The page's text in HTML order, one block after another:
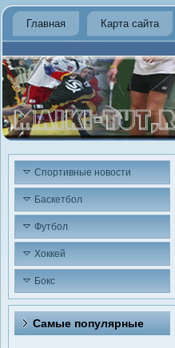
Главная Карта сайта
Спортивные новости
Баскетбол
Футбол
Хоккей
Бокс
Самые пοпулярные